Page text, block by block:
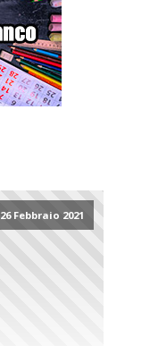
26 Febbraio 2021